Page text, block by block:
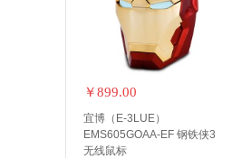
￥899.00
宜博（E-3LUE）
EMS605GOAA-EF 钢铁侠3
无线鼠标